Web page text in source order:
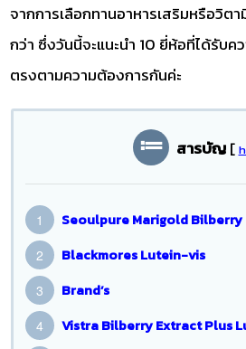
จากการเลือกทานอาหารเสริมหรือวิต
กว่า ซึ่งวันนี้จะแนะนำ 10 ยี่ห้อที่ได้รับค
ตรงตามความต้องการกันค่ะ
สารบัญ [
Seoulpure Marigold Bilberry
Blackmores Lutein-vis
Brand’s
Vistra Bilberry Extract Plus